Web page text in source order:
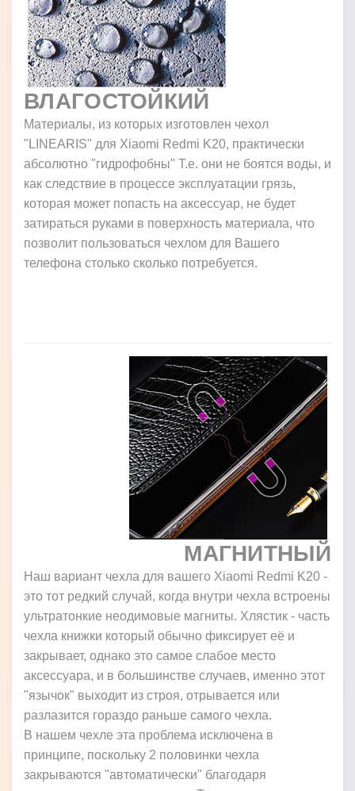
ВЛАГОСТОЙКИЙ
Материалы, из которых изготовлен чехол
"LINEARIS" для Xiaomi Redmi K20, практически
абсолютно "гидрофобны" Т.е. они не боятся воды, и
как следствие в процессе эксплуатации грязь,
которая может попасть на аксессуар, не будет
затираться руками в поверхность материала, что
позволит пользоваться чехлом для Вашего
телефона столько сколько потребуется.
МАГНИТНЫЙ
Наш вариант чехла для вашего Xiaomi Redmi K20 -
это тот редкий случай, когда внутри чехла встроены
ультратонкие неодимовые магниты. Хлястик - часть
чехла книжки который обычно фиксирует её и
закрывает, однако это самое слабое место
аксессуара, и в большинстве случаев, именно этот
"язычок" выходит из строя, отрывается или
разлазится гораздо раньше самого чехла.
В нашем чехле эта проблема исключена в
принципе, поскольку 2 половинки чехла
закрываются "автоматически" благодаря